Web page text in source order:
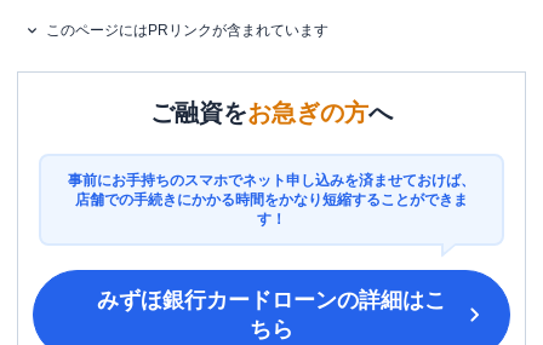
このページにはPRリンクが含まれています
ご融資をお急ぎの方へ
事前にお手持ちのスマホでネット申し込みを済ませておけば、
店舗での手続きにかかる時間をかなり短縮することができま
す！
みずほ銀行カードローンの詳細はこ
ちら